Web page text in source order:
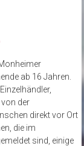
ab 16 Jahren.
der
direkt vor Ort
die im
sind, einige